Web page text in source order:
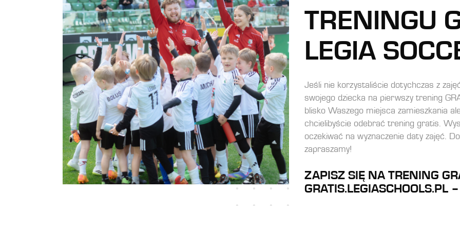
TRENINGU
LEGIA
Jeśli nie korzystaliście dotychczas z
swojego dziecka na pierwszy trening
blisko Waszego miejsca zamieszkania
chcielibyście odebrać trening gratis.
oczekiwać na wyznaczenie daty zajęć.
zapraszamy!
ZAPISZ SIĘ NA TRENING
GRATIS.LEGIASCHOOLS.PL